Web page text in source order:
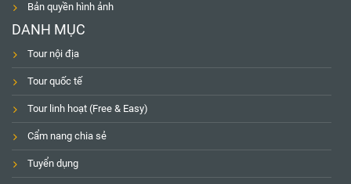
Bản quyền hình ảnh
DANH MỤC
Tour nội địa
Tour quốc tế
Tour linh hoạt (Free & Easy)
Cẩm nang chia sẻ
Tuyển dụng